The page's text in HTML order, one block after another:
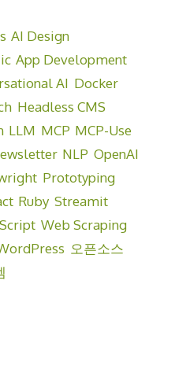
AI Design
App Development
AI Docker
Headless CMS
LLM MCP MCP-Use
NLP OpenAI
Prototyping
Ruby Streamit
Web Scraping
오픈소스